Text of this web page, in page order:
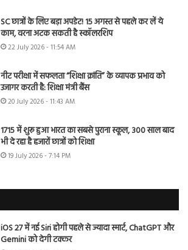
SC छात्रों के लिए बड़ा अपडेट! 15 अगस्त से पहले कर लें ये
काम, वरना अटक सकती है स्कॉलरशिप
22 July 2026 - 11:54 AM
नीट परीक्षा में सफलता “शिक्षा क्रांति” के व्यापक प्रभाव को
उजागर करती है: शिक्षा मंत्री बैंस
20 July 2026 - 11:43 AM
1715 में शुरू हुआ भारत का सबसे पुराना स्कूल, 300 साल बाद
भी दे रहा है हजारों छात्रों को शिक्षा
19 July 2026 - 7:14 PM
iOS 27 में नई Siri होगी पहले से ज्यादा स्मार्ट, ChatGPT और
Gemini को देगी टक्कर